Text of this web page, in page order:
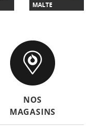
MALTE
NOS
MAGASINS